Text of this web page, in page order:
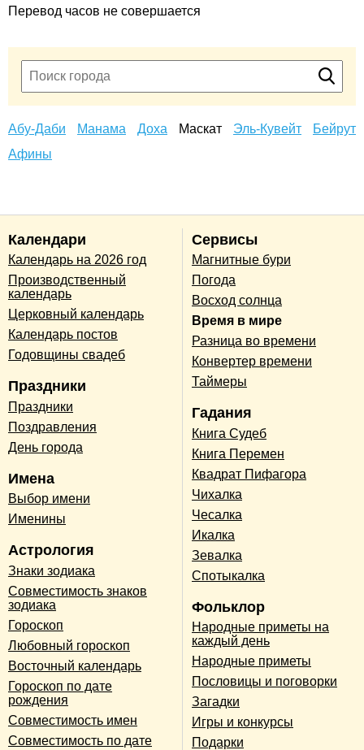
Перевод часов не совершается
Абу-Даби Манама Доха Маскат Эль-Кувейт
Бейрут
Афины
Календари
Календарь на 2026 год
Производственный
календарь
Церковный календарь
Календарь постов
Годовщины свадеб
Праздники
Праздники
Поздравления
День города
Имена
Выбор имени
Именины
Астрология
Знаки зодиака
Совместимость знаков
зодиака
Гороскоп
Любовный гороскоп
Восточный календарь
Гороскоп по дате
рождения
Совместимость имен
Совместимость по дате
Сервисы
Магнитные бури
Погода
Восход солнца
Время в мире
Разница во времени
Конвертер времени
Таймеры
Гадания
Книга Судеб
Книга Перемен
Квадрат Пифагора
Чихалка
Чесалка
Икалка
Зевалка
Спотыкалка
Фольклор
Народные приметы на
каждый день
Народные приметы
Пословицы и поговорки
Загадки
Игры и конкурсы
Подарки